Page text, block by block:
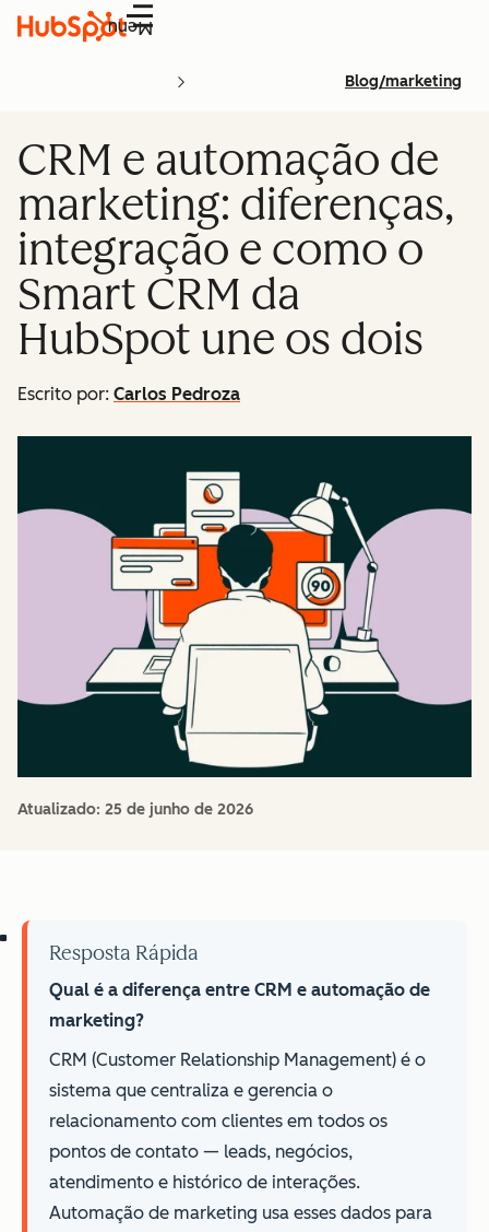
Menu
Blog/marketing
CRM e automação de
marketing: diferenças,
integração e como o
Smart CRM da
HubSpot une os dois
Escrito por: Carlos Pedroza
Atualizado: 25 de junho de 2026
Resposta Rápida
Qual é a diferença entre CRM e automação de
marketing?
CRM (Customer Relationship Management) é o
sistema que centraliza e gerencia o
relacionamento com clientes em todos os
pontos de contato — leads, negócios,
atendimento e histórico de interações.
Automação de marketing usa esses dados para